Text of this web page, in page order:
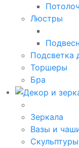
Люстры
Подсветка
Торшеры
Бра
Зеркала
Вазы и